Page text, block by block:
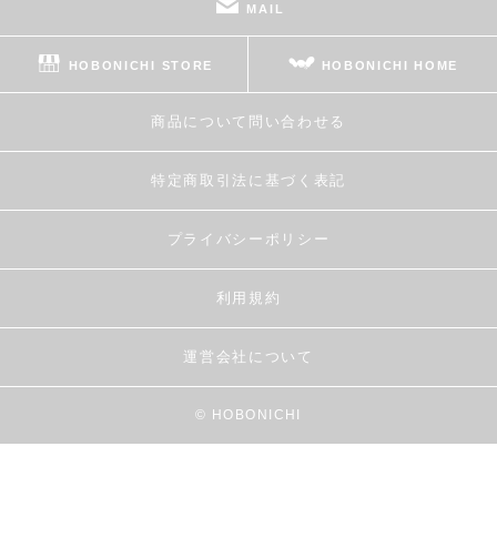
MAIL
HOBONICHI STORE HOBONICHI HOME
商品について問い合わせる
特定商取引法に基づく表記
プライバシーポリシー
利用規約
運営会社について
© HOBONICHI